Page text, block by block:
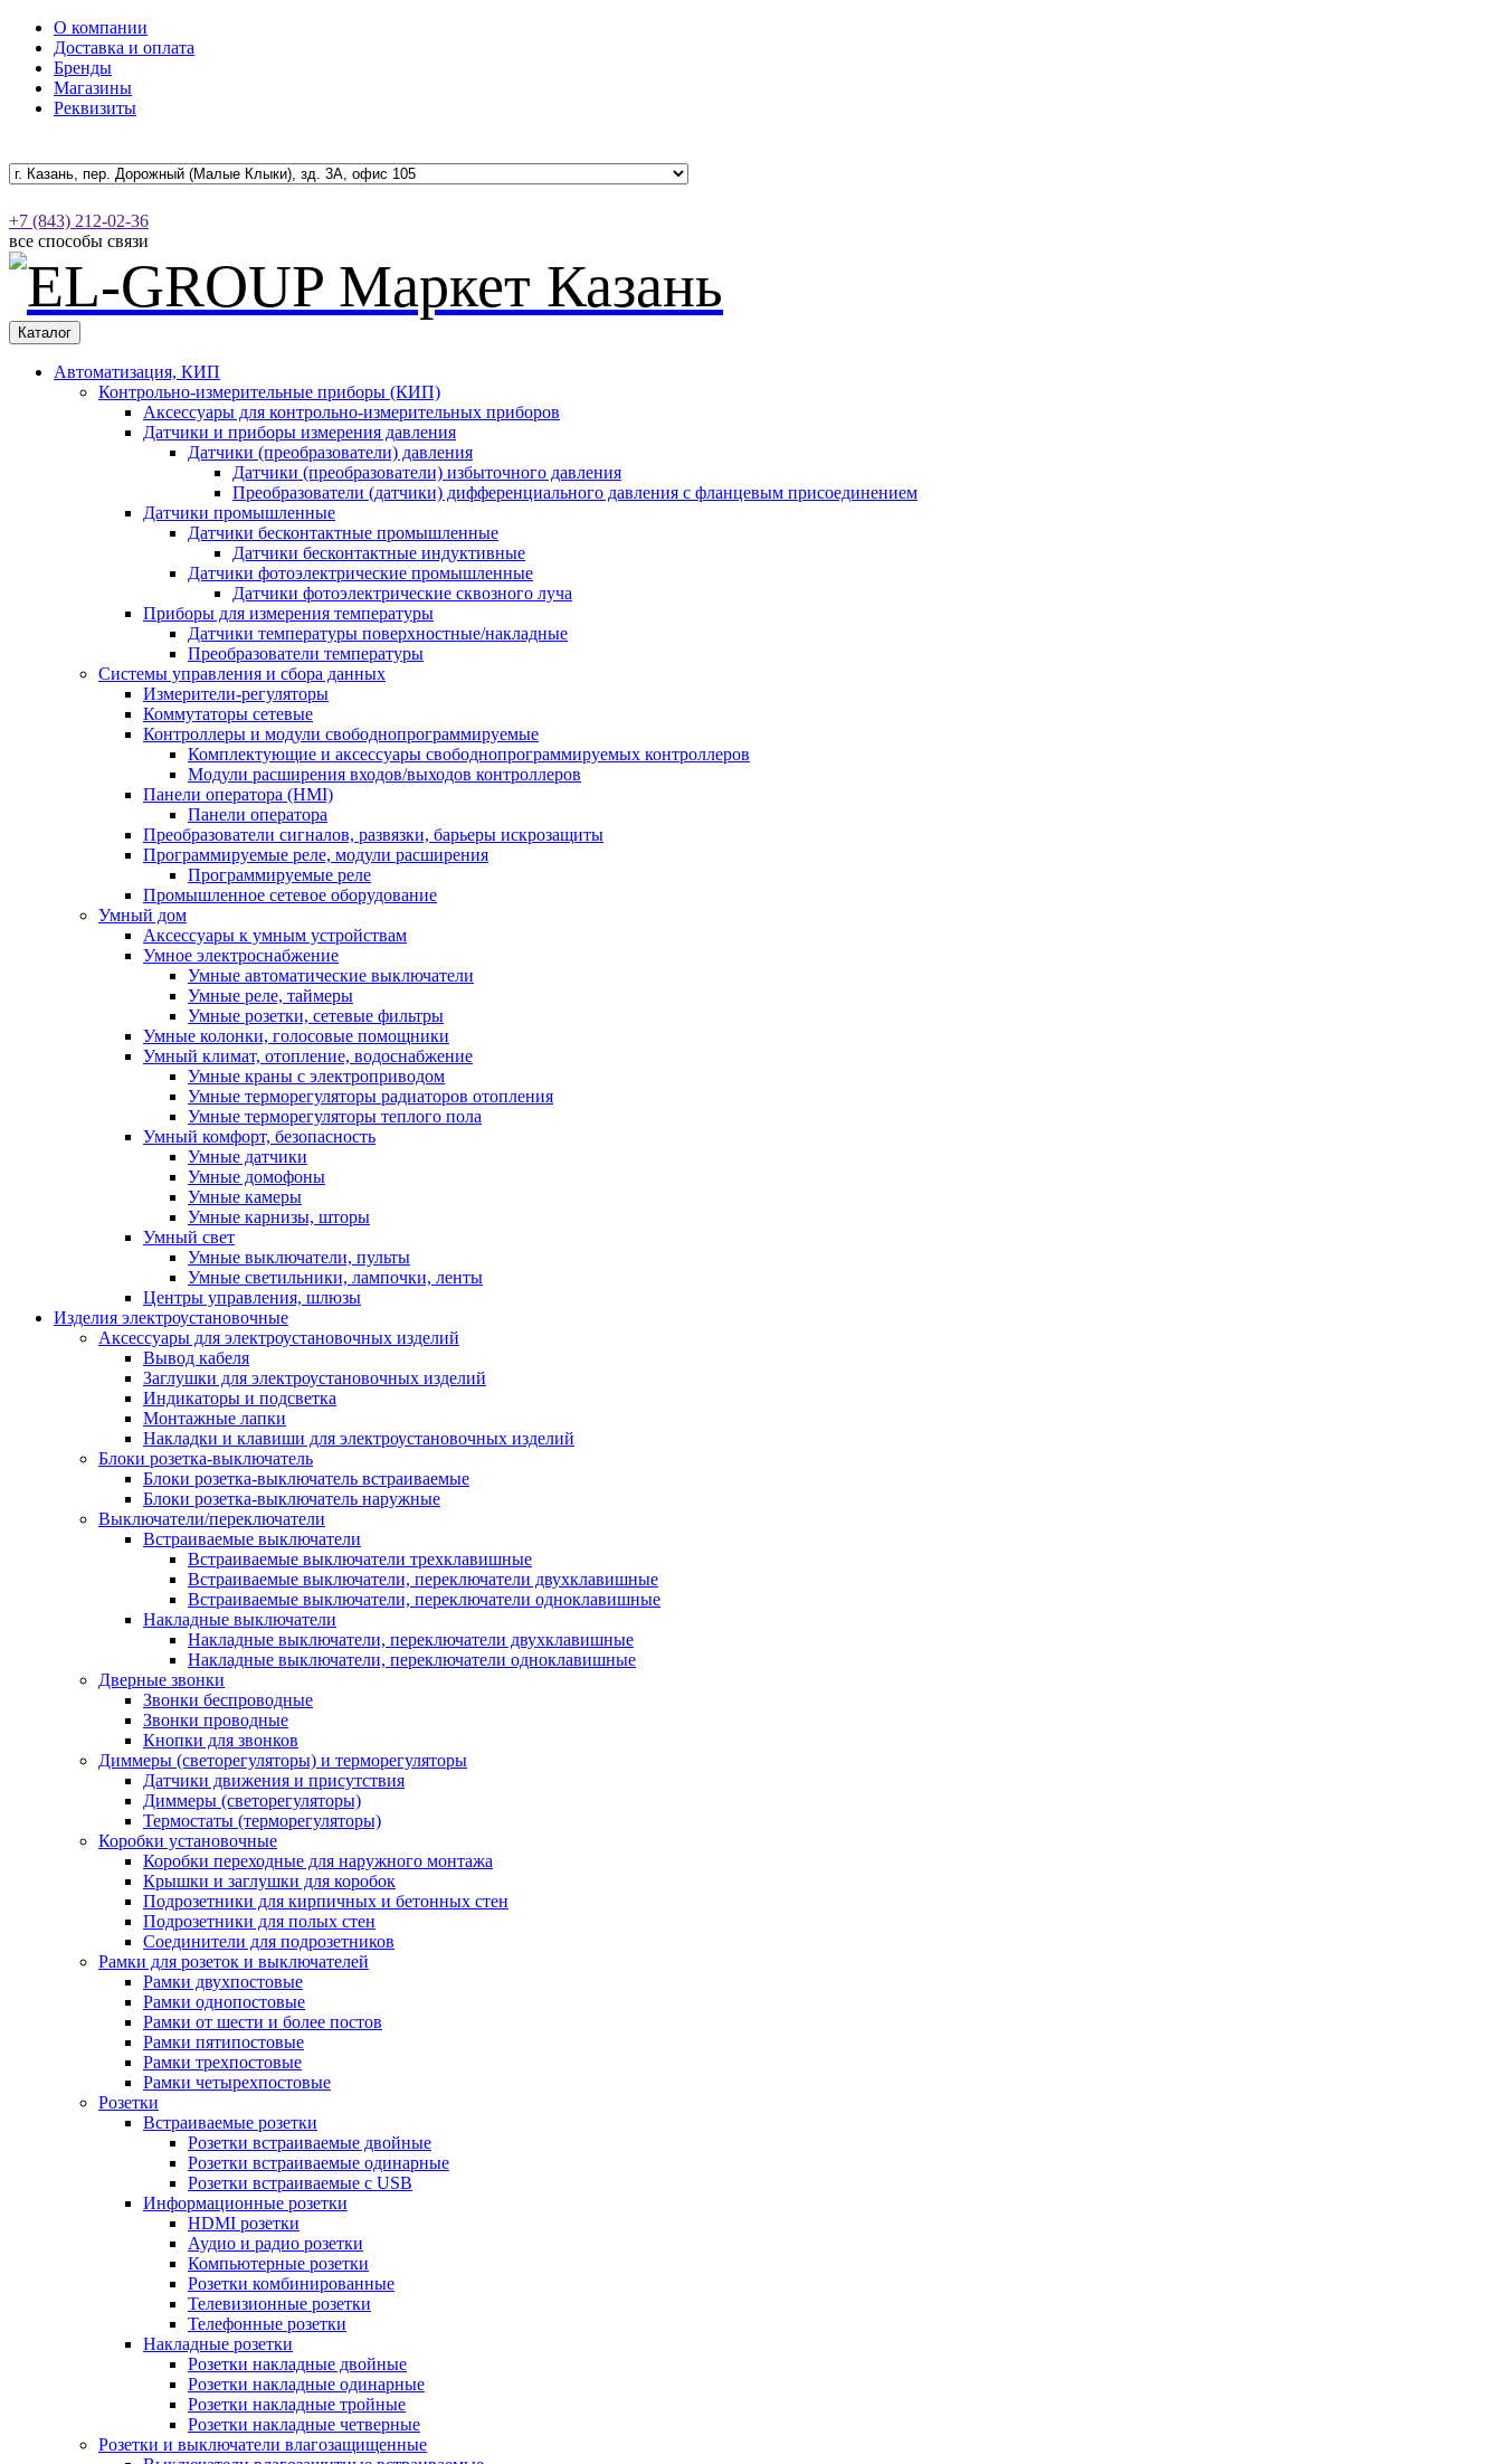
О компании
Доставка и оплата
Бренды
Магазины
Реквизиты
+7 (843) 212-02-36
все способы связи
Каталог
Автоматизация, КИП
Контрольно-измерительные приборы (КИП)
Аксессуары для контрольно-измерительных приборов
Датчики и приборы измерения давления
Датчики (преобразователи) давления
Датчики (преобразователи) избыточного давления
Преобразователи (датчики) дифференциального давления с фланцевым присоединением
Датчики промышленные
Датчики бесконтактные промышленные
Датчики бесконтактные индуктивные
Датчики фотоэлектрические промышленные
Датчики фотоэлектрические сквозного луча
Приборы для измерения температуры
Датчики температуры поверхностные/накладные
Преобразователи температуры
Системы управления и сбора данных
Измерители-регуляторы
Коммутаторы сетевые
Контроллеры и модули свободнопрограммируемые
Комплектующие и аксессуары свободнопрограммируемых контроллеров
Модули расширения входов/выходов контроллеров
Панели оператора (HMI)
Панели оператора
Преобразователи сигналов, развязки, барьеры искрозащиты
Программируемые реле, модули расширения
Программируемые реле
Промышленное сетевое оборудование
Умный дом
Аксессуары к умным устройствам
Умное электроснабжение
Умные автоматические выключатели
Умные реле, таймеры
Умные розетки, сетевые фильтры
Умные колонки, голосовые помощники
Умный климат, отопление, водоснабжение
Умные краны с электроприводом
Умные терморегуляторы радиаторов отопления
Умные терморегуляторы теплого пола
Умный комфорт, безопасность
Умные датчики
Умные домофоны
Умные камеры
Умные карнизы, шторы
Умный свет
Умные выключатели, пульты
Умные светильники, лампочки, ленты
Центры управления, шлюзы
Изделия электроустановочные
Аксессуары для электроустановочных изделий
Вывод кабеля
Заглушки для электроустановочных изделий
Индикаторы и подсветка
Монтажные лапки
Накладки и клавиши для электроустановочных изделий
Блоки розетка-выключатель
Блоки розетка-выключатель встраиваемые
Блоки розетка-выключатель наружные
Выключатели/переключатели
Встраиваемые выключатели
Встраиваемые выключатели трехклавишные
Встраиваемые выключатели, переключатели двухклавишные
Встраиваемые выключатели, переключатели одноклавишные
Накладные выключатели
Накладные выключатели, переключатели двухклавишные
Накладные выключатели, переключатели одноклавишные
Дверные звонки
Звонки беспроводные
Звонки проводные
Кнопки для звонков
Диммеры (светорегуляторы) и терморегуляторы
Датчики движения и присутствия
Диммеры (светорегуляторы)
Термостаты (терморегуляторы)
Коробки установочные
Коробки переходные для наружного монтажа
Крышки и заглушки для коробок
Подрозетники для кирпичных и бетонных стен
Подрозетники для полых стен
Соединители для подрозетников
Рамки для розеток и выключателей
Рамки двухпостовые
Рамки однопостовые
Рамки от шести и более постов
Рамки пятипостовые
Рамки трехпостовые
Рамки четырехпостовые
Розетки
Встраиваемые розетки
Розетки встраиваемые двойные
Розетки встраиваемые одинарные
Розетки встраиваемые с USB
Информационные розетки
HDMI розетки
Аудио и радио розетки
Компьютерные розетки
Розетки комбинированные
Телевизионные розетки
Телефонные розетки
Накладные розетки
Розетки накладные двойные
Розетки накладные одинарные
Розетки накладные тройные
Розетки накладные четверные
Розетки и выключатели влагозащищенные